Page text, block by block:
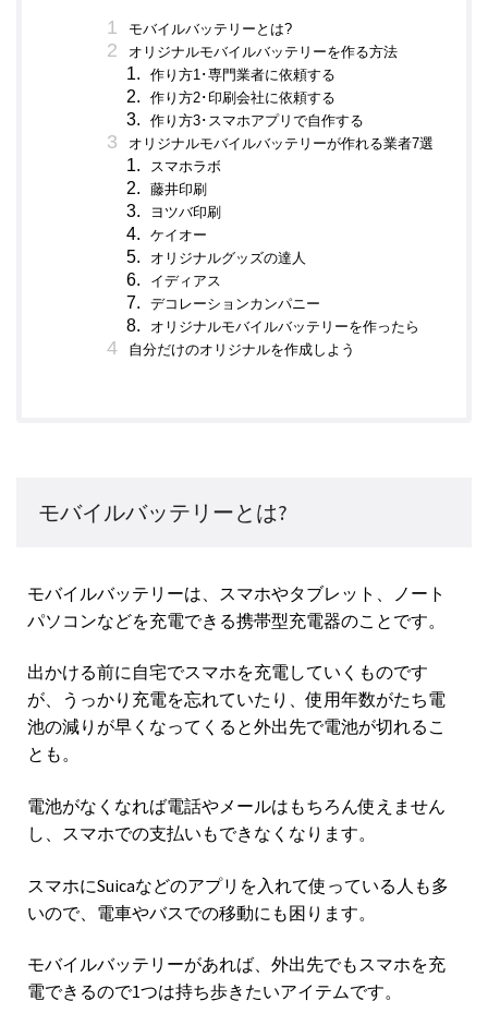
モバイルバッテリーとは?
オリジナルモバイルバッテリーを作る方法
作り方1･専門業者に依頼する
作り方2･印刷会社に依頼する
作り方3･スマホアプリで自作する
オリジナルモバイルバッテリーが作れる業者7選
スマホラボ
藤井印刷
ヨツバ印刷
ケイオー
オリジナルグッズの達人
イディアス
デコレーションカンパニー
オリジナルモバイルバッテリーを作ったら
自分だけのオリジナルを作成しよう
モバイルバッテリーとは?
モバイルバッテリーは、スマホやタブレット、ノート
パソコンなどを充電できる携帯型充電器のことです。
出かける前に自宅でスマホを充電していくものです
が、うっかり充電を忘れていたり、使用年数がたち電
池の減りが早くなってくると外出先で電池が切れるこ
とも。
電池がなくなれば電話やメールはもちろん使えません
し、スマホでの支払いもできなくなります。
スマホにSuicaなどのアプリを入れて使っている人も多
いので、電車やバスでの移動にも困ります。
モバイルバッテリーがあれば、外出先でもスマホを充
電できるので1つは持ち歩きたいアイテムです。